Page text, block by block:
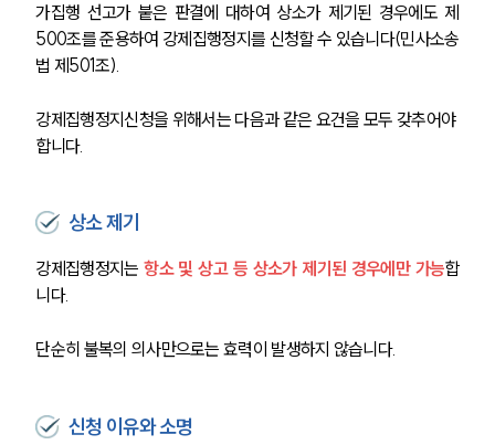
가집행 선고가 붙은 판결에 대하여 상소가 제기된 경우에도 제
500조를 준용하여 강제집행정지를 신청할 수 있습니다(민사소송
법 제501조).
강제집행정지신청을 위해서는 다음과 같은 요건을 모두 갖추어야
합니다.
상소 제기
강제집행정지는 항소 및 상고 등 상소가 제기된 경우에만 가능합
니다.
단순히 불복의 의사만으로는 효력이 발생하지 않습니다.
신청 이유와 소명